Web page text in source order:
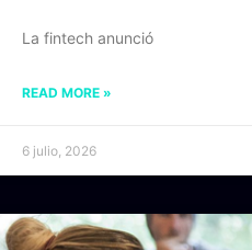
La fintech anunció
READ MORE »
6 julio, 2026